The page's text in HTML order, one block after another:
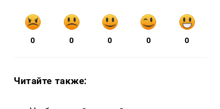
0 0 0 0 0
Читайте также: